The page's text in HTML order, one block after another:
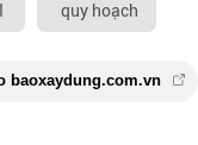
quy hoạch